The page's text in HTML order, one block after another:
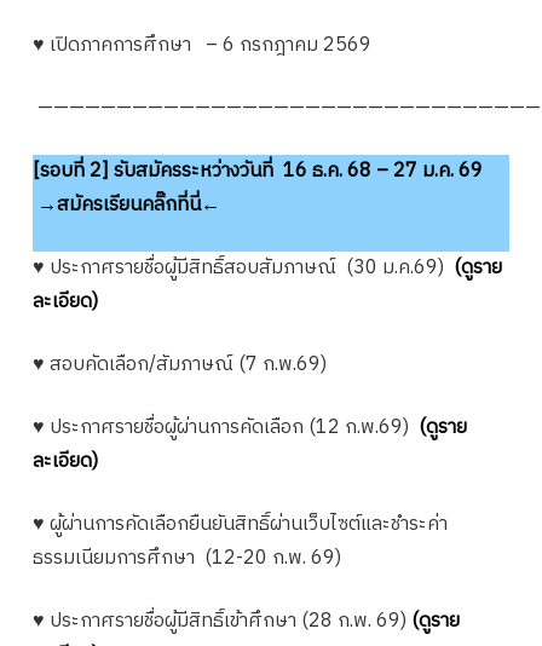
♥ เปิดภาคการศึกษา – 6 กรกฎาคม 2569
[รอบที่ 2] รับสมัครระหว่างวันที่ 16 ธ.ค. 68 – 27 ม.ค. 69
→สมัครเรียนคลิ๊กที่นี่←
♥ ประกาศรายชื่อผู้มีสิทธิ์สอบสัมภาษณ์ (30 ม.ค.69) (ดูราย
ละเอียด)
♥ สอบคัดเลือก/สัมภาษณ์ (7 ก.พ.69)
♥ ประกาศรายชื่อผู้ผ่านการคัดเลือก (12 ก.พ.69) (ดูราย
ละเอียด)
♥ผู้ผ่านการคัดเลือกยืนยันสิทธิ์ผ่านเว็บไซต์และชำระค่า
ธรรมเนียมการศึกษา (12-20 ก.พ. 69)
♥ ประกาศรายชื่อผู้มีสิทธิ์เข้าศึกษา (28 ก.พ. 69) (ดูราย